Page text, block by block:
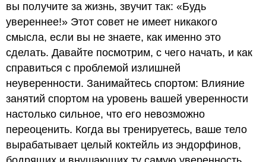
вы получите за жизнь, звучит так: «Будь
увереннее!» Этот совет не имеет никакого
смысла, если вы не знаете, как именно это
сделать. Давайте посмотрим, с чего начать, и как
справиться с проблемой излишней
неуверенности. Занимайтесь спортом: Влияние
занятий спортом на уровень вашей уверенности
настолько сильное, что его невозможно
переоценить. Когда вы тренируетесь, ваше тело
вырабатывает целый коктейль из эндорфинов,